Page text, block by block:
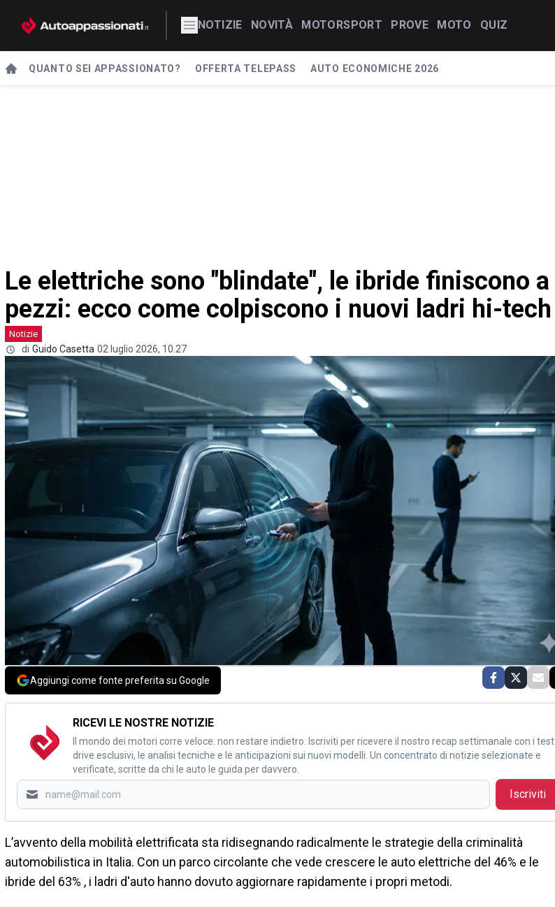
NOTIZIE NOVITÀ MOTORSPORT PROVE MOTO QUIZ
QUANTO SEI APPASSIONATO? OFFERTA TELEPASS AUTO ECONOMICHE 2026
Le elettriche sono "blindate", le ibride finiscono a
pezzi: ecco come colpiscono i nuovi ladri hi-tech
Notizie
di Guido Casetta 02 luglio 2026, 10.27
Aggiungi come fonte preferita su Google
RICEVI LE NOSTRE NOTIZIE
Il mondo dei motori corre veloce: non restare indietro. Iscriviti per ricevere il nostro recap settimanale con i test
drive esclusivi, le analisi tecniche e le anticipazioni sui nuovi modelli. Un concentrato di notizie selezionate e
verificate, scritte da chi le auto le guida per davvero.
Iscriviti
L’avvento della mobilità elettrificata sta ridisegnando radicalmente le strategie della criminalità
automobilistica in Italia. Con un parco circolante che vede crescere le auto elettriche del 46% e le
ibride del 63% , i ladri d'auto hanno dovuto aggiornare rapidamente i propri metodi.